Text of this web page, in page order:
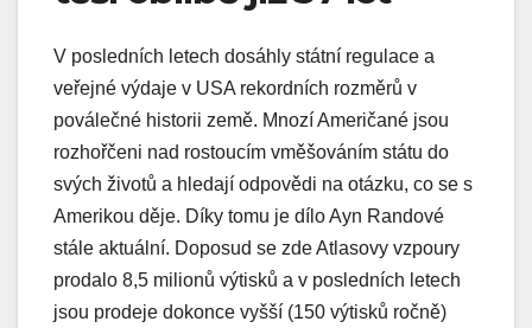
V posledních letech dosáhly státní regulace a
veřejné výdaje v USA rekordních rozměrů v
poválečné historii země. Mnozí Američané jsou
rozhořčeni nad rostoucím vměšováním státu do
svých životů a hledají odpovědi na otázku, co se s
Amerikou děje. Díky tomu je dílo Ayn Randové
stále aktuální. Doposud se zde Atlasovy vzpoury
prodalo 8,5 milionů výtisků a v posledních letech
jsou prodeje dokonce vyšší (150 výtisků ročně)